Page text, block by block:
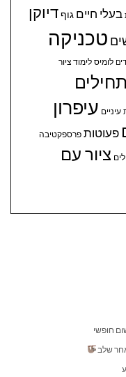
בעלי חיים גוףדיוקן
טכניקה
לומיס לימוד ציור
עיניים עיפרון
פעוטות פרספקטיבה
ציור עם
חופשי
שלב